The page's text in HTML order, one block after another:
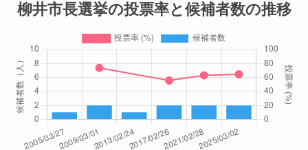
柳井市長選挙の投票率と候補者数の推移